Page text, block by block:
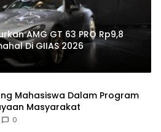
AMG GT 63 PRO Rp9,8
Di GIIAS 2026
Mahasiswa Dalam Program
Masyarakat
0